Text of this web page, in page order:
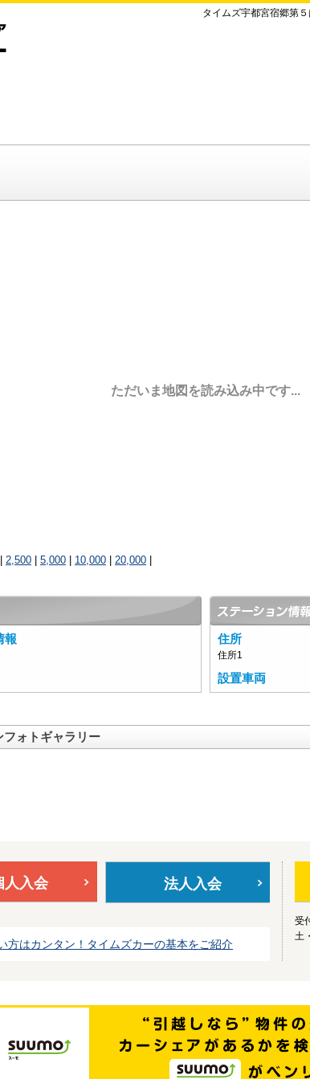
タイムズ宇都宮宿郷第
ただいま地図を読み込み中です...
2,500 5,000 10,000 20,000
報 住所
住所1
設置車両
フォトギャラリー
人入会 法人入会
方はカンタン！タイムズカーの基本をご紹介
受
土